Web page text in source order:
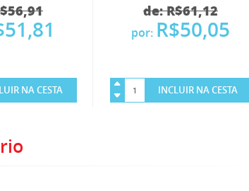
NA CESTA
de: R$61,12
por: R$50,05
INCLUIR NA CESTA